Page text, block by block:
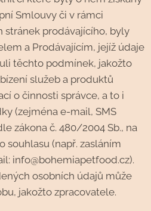
Smlouvy či v rámci
prodávajícího, byly
a Prodávajícím, jejíž údaje
těchto podmínek, jakožto
služeb a produktů
o činnosti správce, a to i
(zejména e-mail, SMS
zákona č. 480/2004 Sb., na
(např. zasláním
info@bohemiapetfood.cz).
osobních údajů může
jakožto zpracovatele.